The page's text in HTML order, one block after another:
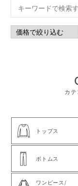
カ
トップス
ボトムス
ワンピース/